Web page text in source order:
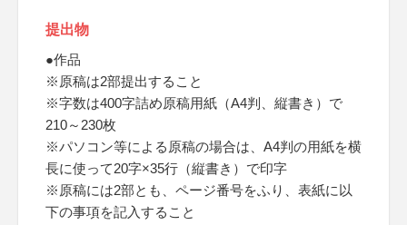
提出物
●作品
※原稿は2部提出すること
※字数は400字詰め原稿用紙（A4判、縦書き）で
210～230枚
※パソコン等による原稿の場合は、A4判の用紙を横
長に使って20字×35行（縦書き）で印字
※原稿には2部とも、ページ番号をふり、表紙に以
下の事項を記入すること